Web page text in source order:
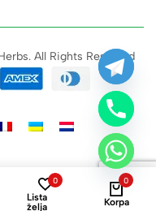
All Rights Reserved
0
Lista
želja
0
Korpa